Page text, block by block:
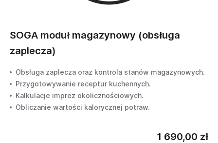
SOGA moduł magazynowy (obsługa
zaplecza)
Obsługa zaplecza oraz kontrola stanów magazynowych.
Przygotowywanie receptur kuchennych.
Kalkulacje imprez okolicznościowych.
Obliczanie wartości kalorycznej potraw.
1 690,00 zł